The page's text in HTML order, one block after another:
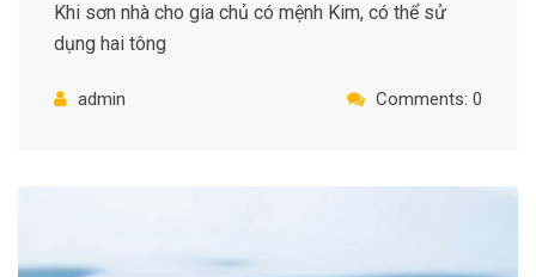
Khi sơn nhà cho gia chủ có mệnh Kim, có thể sử
dụng hai tông
admin Comments: 0